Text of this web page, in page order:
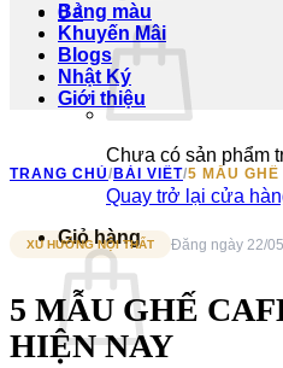
0₫
Chưa có sản phẩm
Quay trở lại cửa
Giỏ hàng
Bảng màu
Khuyến Mâi
Blogs
Nhật Ký
Giới thiệu
TRANG CHỦ/ BÀI VIẾT/5 MẪU
XU HƯỚNG NỘI THẤT Đăng ngày 22/
5 MẪU GHẾ
HIỆN NAY